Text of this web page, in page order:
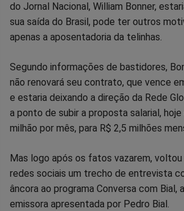
no
no
no
no
do Jornal Nacional, William Bonner,
sua saída do Brasil, pode ter outros
apenas a aposentadoria da telinhas.
Segundo informações de bastidores,
não renovará seu contrato, que vence
e estaria deixando a direção da Rede
a ponto de subir a proposta salarial,
milhão por mês, para R$ 2,5 milhões
Mas logo após os fatos vazarem, voltou
redes sociais um trecho de entrevista
âncora ao programa Conversa com Bial,
emissora apresentada por Pedro Bial.